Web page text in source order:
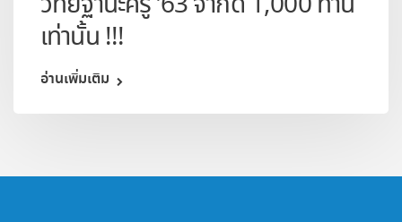
เท่านั้น !!!
อ่านเพิ่มเติม